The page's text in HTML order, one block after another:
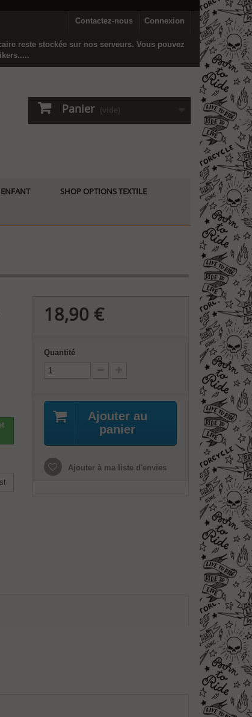
Connexion
Contactez-nous
reste stockée sur nos serveurs. Vous pouvez
Panier (vide)
SHOP OPTIONS TEXTILE
18,90 €
Quantité
Ajouter au
panier
Ajouter à ma liste d'envies